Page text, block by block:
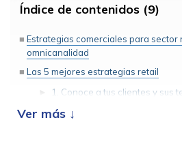
Índice de contenidos (9)
Estrategias comerciales para sector
omnicanalidad
Las 5 mejores estrategias retail
1. Conoce a tus clientes y sus
2. Personalizacion y